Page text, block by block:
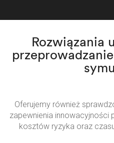
Rozwiązania
Oferujemy również
zapewnienia innowacyjności
kosztów ryzyka oraz